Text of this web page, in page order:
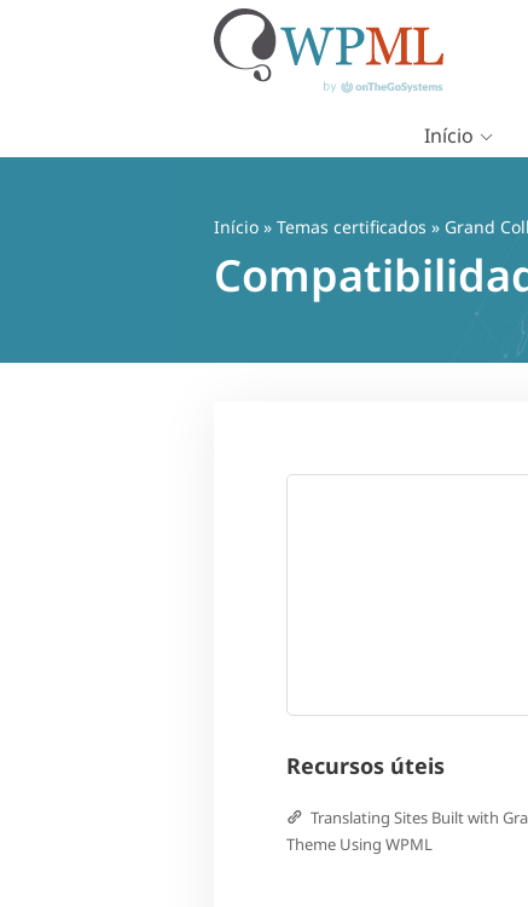
Início
Início » Temas certificados » Grand
Recursos úteis
Translating Sites Built with
Theme Using WPML